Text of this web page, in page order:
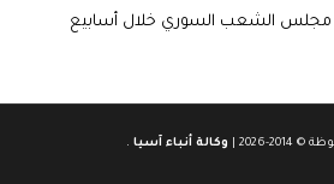
مجلس الشعب السوري خلال أسابيع
2026 | وكالة أنباء آسيا .